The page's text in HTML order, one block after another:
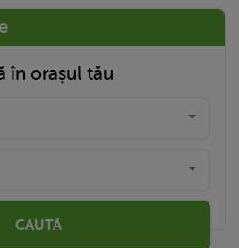
în orașul tău
CAUTĂ